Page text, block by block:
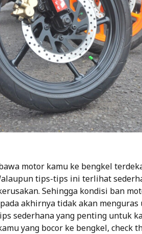
motor kamu ke bengkel
tips-tips ini terlihat
Sehingga kondisi ban
akhirnya tidak akan
sederhana yang penting untuk
yang bocor ke bengkel, check